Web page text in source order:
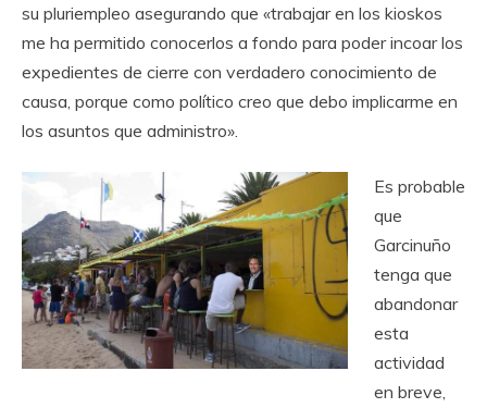
su pluriempleo asegurando que «trabajar en los kioskos
me ha permitido conocerlos a fondo para poder incoar los
expedientes de cierre con verdadero conocimiento de
causa, porque como político creo que debo implicarme en
los asuntos que administro».
Es probable
que
Garcinuño
tenga que
abandonar
esta
actividad
en breve,